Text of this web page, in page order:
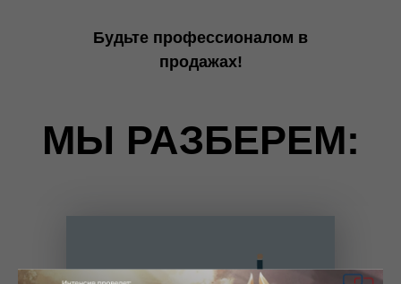
Будьте профессионалом в
продажах!
МЫ РАЗБЕРЕМ: